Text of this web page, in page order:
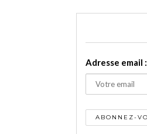
Adresse email :